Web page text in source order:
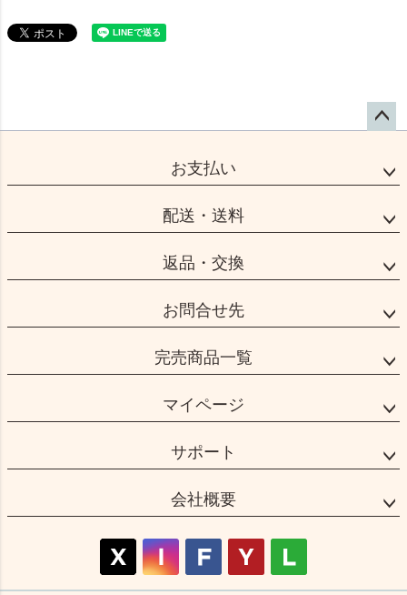
ップ
お支払い
配送・送料
返品・交換
お問合せ先
完売商品一覧
マイページ
サポート
会社概要